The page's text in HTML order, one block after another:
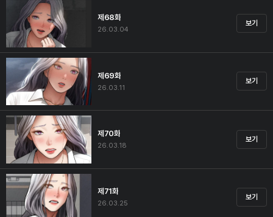
제68화
26.03.04
보기
제69화
26.03.11
보기
제70화
26.03.18
보기
제71화
26.03.25
보기